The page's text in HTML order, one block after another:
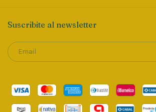
Suscribite al newsletter